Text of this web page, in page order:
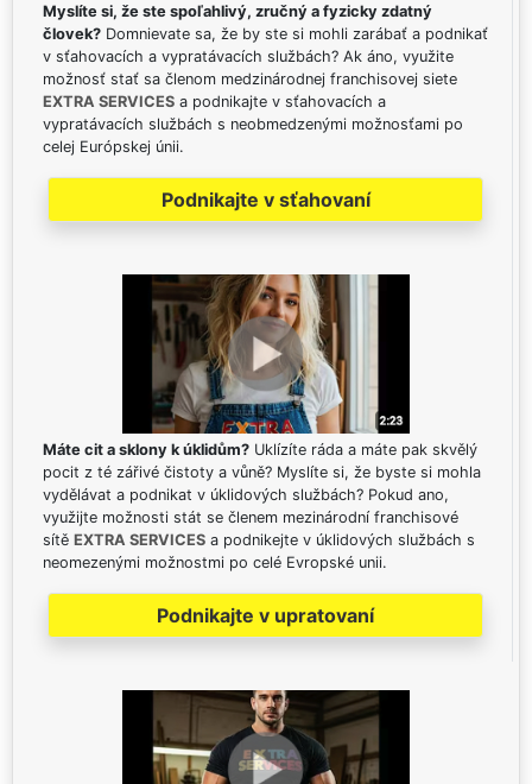
Myslíte si, že ste spoľahlivý, zručný a fyzicky zdatný
človek? Domnievate sa, že by ste si mohli zarábať a podnikať
v sťahovacích a vypratávacích službách? Ak áno, využite
možnosť stať sa členom medzinárodnej franchisovej siete
EXTRA SERVICES a podnikajte v sťahovacích a
vypratávacích službách s neobmedzenými možnosťami po
celej Európskej únii.
Podnikajte v sťahovaní
Máte cit a sklony k úklidům? Uklízíte ráda a máte pak skvělý
pocit z té zářivé čistoty a vůně? Myslíte si, že byste si mohla
vydělávat a podnikat v úklidových službách? Pokud ano,
využijte možnosti stát se členem mezinárodní franchisové
sítě EXTRA SERVICES a podnikejte v úklidových službách s
neomezenými možnostmi po celé Evropské unii.
Podnikajte v upratovaní